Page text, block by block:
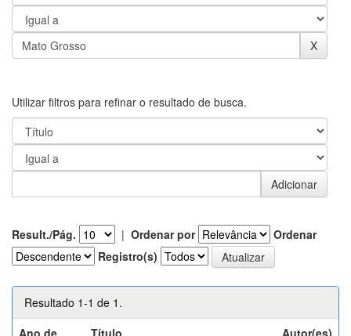
Utilizar filtros para refinar o resultado de busca.
Result./Pág. | Ordenar por
Ordenar
Registro(s)
Resultado 1-1 de 1.
Ano de
Título Autor(es)